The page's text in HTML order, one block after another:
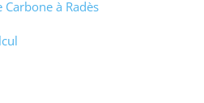
Carbone à Radès